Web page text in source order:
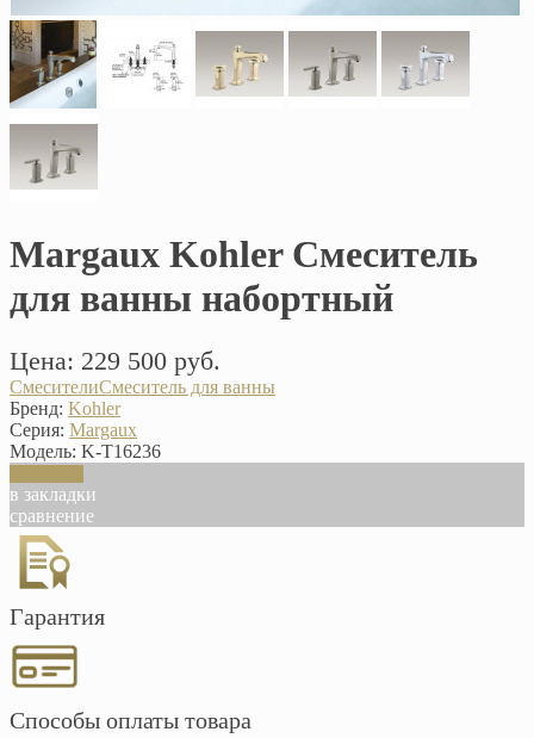
Margaux Kohler Смеситель
для ванны набортный
Цена: 229 500 руб.
СмесителиСмеситель для ванны
Бренд: Kohler
Серия: Margaux
Модель: K-T16236
в закладки
сравнение
Гарантия
Способы оплаты товара